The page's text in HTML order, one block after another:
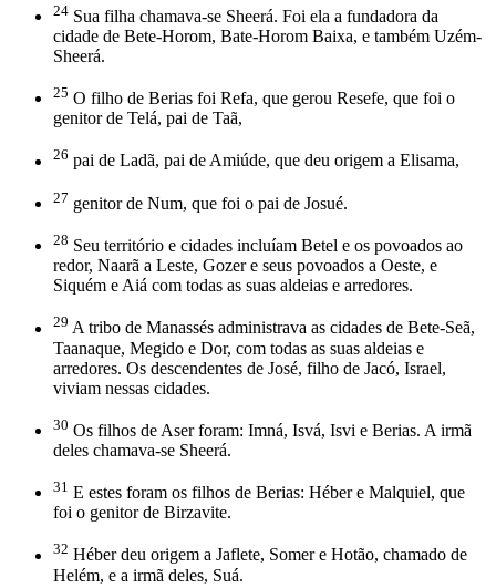
24 Sua filha chamava-se Sheerá. Foi ela a fundadora da
cidade de Bete-Horom, Bate-Horom Baixa, e também Uzém-
Sheerá.
25 O filho de Berias foi Refa, que gerou Resefe, que foi o
genitor de Telá, pai de Taã,
26 pai de Ladã, pai de Amiúde, que deu origem a Elisama,
27 genitor de Num, que foi o pai de Josué.
28 Seu território e cidades incluíam Betel e os povoados ao
redor, Naarã a Leste, Gozer e seus povoados a Oeste, e
Siquém e Aiá com todas as suas aldeias e arredores.
29 A tribo de Manassés administrava as cidades de Bete-Seã,
Taanaque, Megido e Dor, com todas as suas aldeias e
arredores. Os descendentes de José, filho de Jacó, Israel,
viviam nessas cidades.
30 Os filhos de Aser foram: Imná, Isvá, Isvi e Berias. A irmã
deles chamava-se Sheerá.
31 E estes foram os filhos de Berias: Héber e Malquiel, que
foi o genitor de Birzavite.
32 Héber deu origem a Jaflete, Somer e Hotão, chamado de
Helém, e a irmã deles, Suá.